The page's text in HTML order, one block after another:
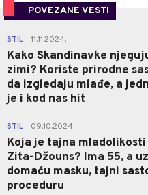
POVEZANE VESTI
STIL 11.11.2024.
Kako Skandinavke
zimi? Koriste prirodne
da izgledaju mlađe, a
je i kod nas hit
STIL 09.10.2024.
Koja je tajna
Zita-Džouns? Ima 55, a
domaću masku, tajni
proceduru